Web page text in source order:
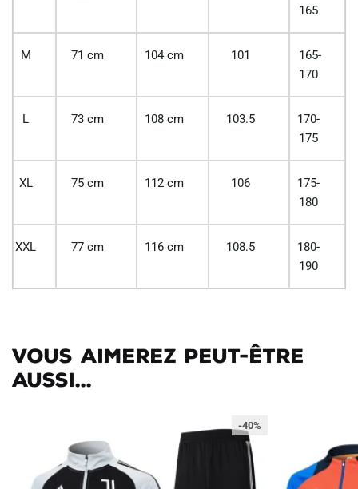
165
M 71 cm 104 cm 101
165-
170
L 73 cm 108 cm 103.5
170-
175
XL 75 cm 112 cm 106
175-
180
XXL 77 cm 116 cm 108.5
180-
190
Vous aimerez peut-être
aussi...
-40%